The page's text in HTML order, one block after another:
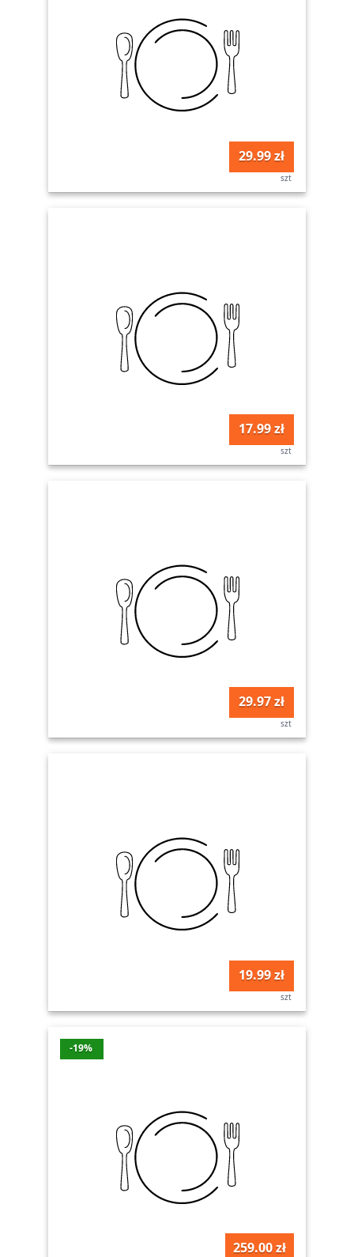
29.99 zł
szt
17.99 zł
szt
29.97 zł
szt
19.99 zł
szt
-19%
259.00 zł